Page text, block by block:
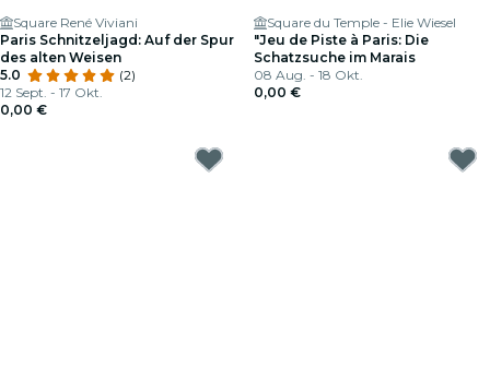
Square René Viviani
Paris Schnitzeljagd: Auf der Spur
des alten Weisen
5.0
(2)
12 Sept. - 17 Okt.
0,00 €
Square du Temple - Elie Wiesel
"Jeu de Piste à Paris: Die
Schatzsuche im Marais
08 Aug. - 18 Okt.
0,00 €